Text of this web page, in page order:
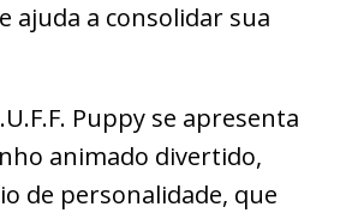
ajuda a consolidar sua
Puppy se apresenta
animado divertido,
de personalidade, que